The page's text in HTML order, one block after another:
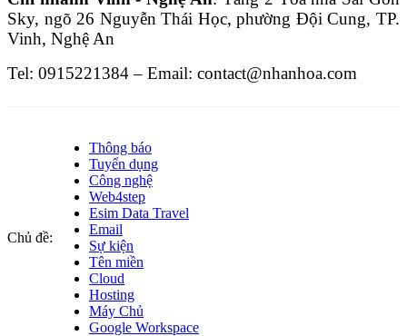
Sky, ngõ 26 Nguyễn Thái Học, phường Đội Cung, TP.
Vinh, Nghệ An
Tel: 0915221384 – Email: contact@nhanhoa.com
Chủ đề:
Thông báo
Tuyển dụng
Công nghệ
Web4step
Esim Data Travel
Email
Sự kiện
Tên miền
Cloud
Hosting
Máy Chủ
Google Workspace